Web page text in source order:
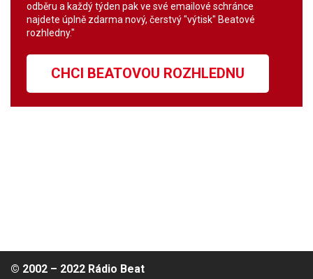
odběru a každý týden pak ve své emailové schránce
najdete úplně zdarma nový, čerstvý "výtisk" Beatové
rozhledny."
CHCI BEATOVOU ROZHLEDNU
© 2002 – 2022 Rádio Beat